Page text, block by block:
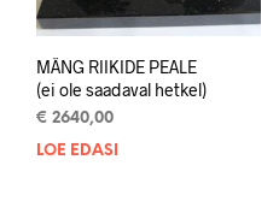
MÄNG RIIKIDE PEALE
(ei ole saadaval hetkel)
€ 2640,00
LOE EDASI